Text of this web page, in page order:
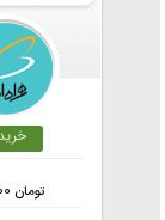
تومان